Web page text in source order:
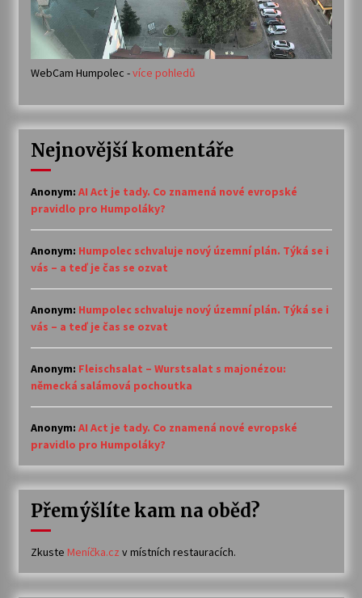
WebCam Humpolec -více pohledů
Nejnovější komentáře
Anonym: AI Act je tady. Co znamená nové evropské
pravidlo pro Humpoláky?
Anonym: Humpolec schvaluje nový územní plán. Týká se i
vás – a teď je čas se ozvat
Anonym: Humpolec schvaluje nový územní plán. Týká se i
vás – a teď je čas se ozvat
Anonym: Fleischsalat – Wurstsalat s majonézou:
německá salámová pochoutka
Anonym: AI Act je tady. Co znamená nové evropské
pravidlo pro Humpoláky?
Přemýšlíte kam na oběd?
Zkuste Meníčka.cz v místních restauracích.